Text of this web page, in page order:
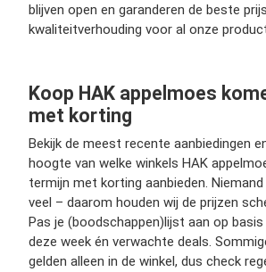
blijven open en garanderen de beste
kwaliteitverhouding voor al onze
Koop HAK appelmoes
met korting
Bekijk de meest recente aanbiedingen
hoogte van welke winkels HAK
termijn met korting aanbieden.
veel – daarom houden wij de prijzen
Pas je (boodschappen)lijst aan op
deze week én verwachte deals.
gelden alleen in de winkel, dus check